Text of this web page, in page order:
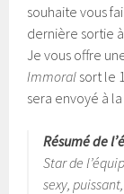
souhaite vous
dernière sortie
Je vous offre
Immoral sort le
sera envoyé à
Résumé de
Star de
sexy,